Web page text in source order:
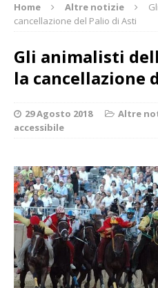
Home Altre notizie
cancellazione del Palio di Asti
Gli animalisti
la cancellazione
29 Agosto 2018 Altre
accessibile